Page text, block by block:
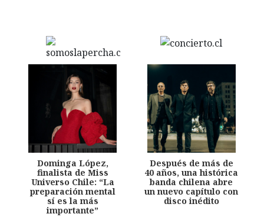
Dominga López,
finalista de Miss
Universo Chile: “La
preparación mental
sí es la más
importante”
Después de más de
40 años, una histórica
banda chilena abre
un nuevo capítulo con
disco inédito